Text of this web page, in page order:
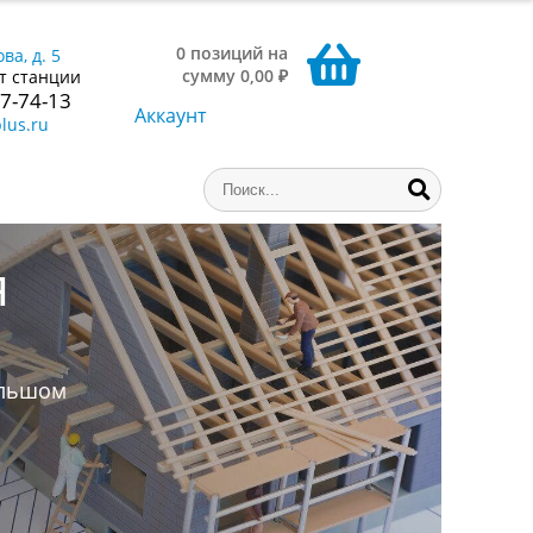
д. 5
станции
74-13
0 позиций на
сумму 0,00 ₽
Аккаунт